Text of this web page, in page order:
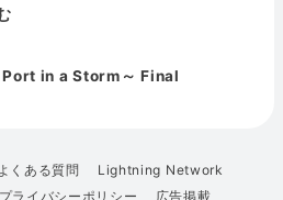
Port in a Storm～ Final
くある質問
Lightning Network
プライバシーポリシー 広告掲載